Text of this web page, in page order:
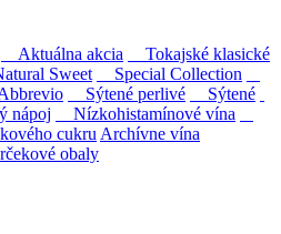
Aktuálna akcia
Tokajské klasické
Sweet
Special Collection
Sýtené perlivé
Sýtené
nápoj
Nízkohistamínové vína
cukru Archívne vína
obaly